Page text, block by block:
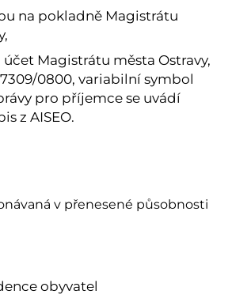
na pokladně Magistrátu
Magistrátu města Ostravy,
0800, variabilní symbol
pro příjemce se uvádí
z AISEO.
v přenesené působnosti
obyvatel